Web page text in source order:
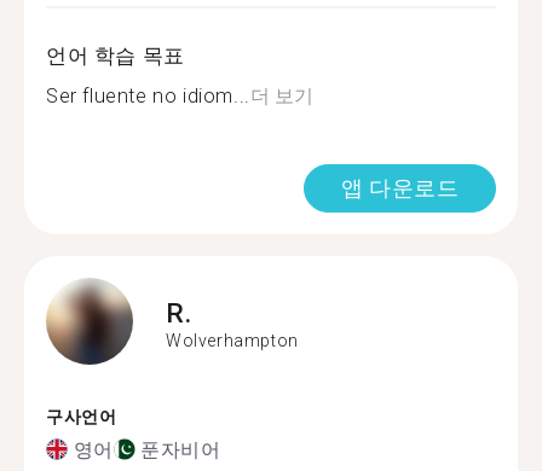
언어 학습 목표
Ser fluente no idiom...더 보기
앱 다운로드
R.
Wolverhampton
구사언어
영어 푼자비어